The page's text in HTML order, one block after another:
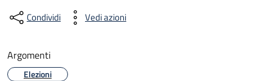
Condividi Vedi azioni
Argomenti
Elezioni